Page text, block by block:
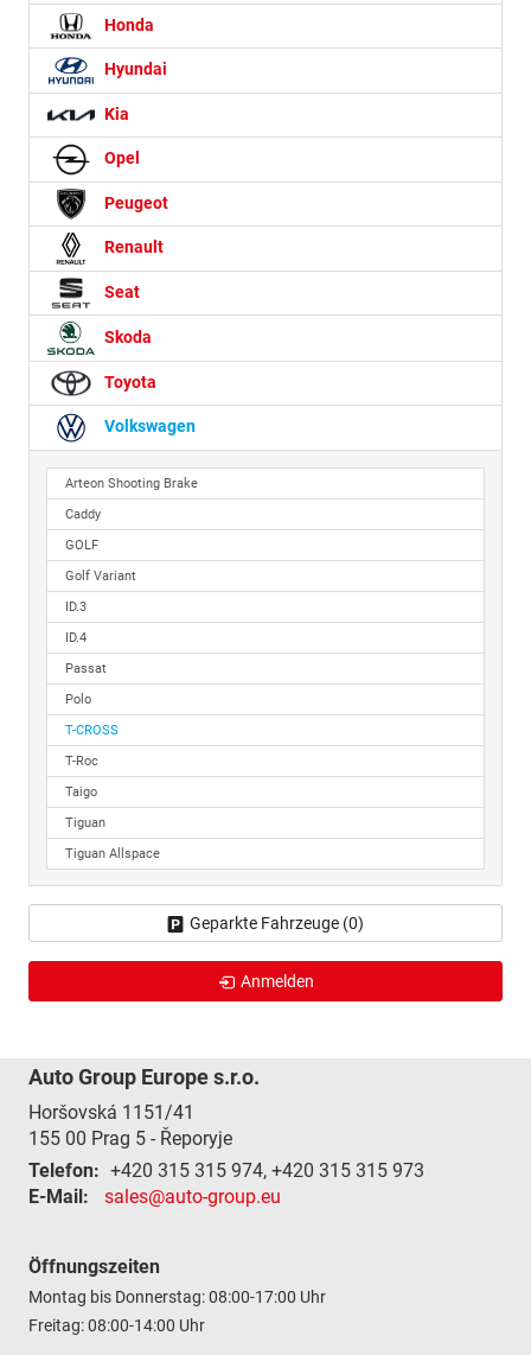
Honda
Hyundai
Kia
Opel
Peugeot
Renault
Seat
Skoda
Toyota
Volkswagen
Arteon Shooting Brake
Caddy
GOLF
Golf Variant
ID.3
ID.4
Passat
Polo
T-CROSS
T-Roc
Taigo
Tiguan
Tiguan Allspace
Geparkte Fahrzeuge (0)
Anmelden
Auto Group Europe s.r.o.
Horšovská 1151/41
155 00 Prag 5 - Řeporyje
Telefon: +420 315 315 974, +420 315 315 973
E-Mail:
sales@auto-group.eu
Öffnungszeiten
Montag bis Donnerstag: 08:00-17:00 Uhr
Freitag: 08:00-14:00 Uhr